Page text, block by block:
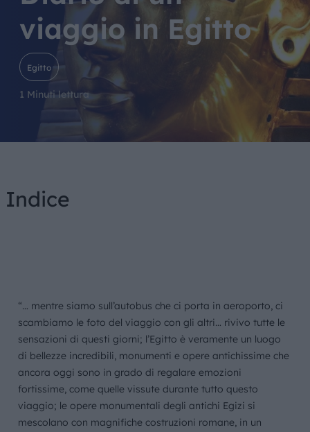
viaggio in Egitto
Egitto
1 Minuti lettura
Indice
“… mentre siamo sull’autobus che ci porta in aeroporto, ci
scambiamo le foto del viaggio con gli altri… rivivo tutte le
sensazioni di questi giorni; l’Egitto è veramente un luogo
di bellezze incredibili, monumenti e opere antichissime che
ancora oggi sono in grado di regalare emozioni
fortissime, come quelle vissute durante tutto questo
viaggio; le opere monumentali degli antichi Egizi si
mescolano con magnifiche costruzioni romane, in un